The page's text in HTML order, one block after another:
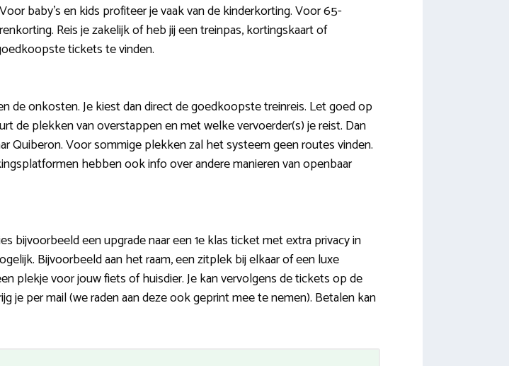
baby’s en kids profiteer je vaak van de kinderkorting. Voor 65-
Reis je zakelijk of heb jij een treinpas, kortingskaart of
tickets te vinden.
de onkosten. Je kiest dan direct de goedkoopste treinreis. Let goed op
de plekken van overstappen en met welke vervoerder(s) je reist. Dan
Quiberon. Voor sommige plekken zal het systeem geen routes vinden.
hebben ook info over andere manieren van openbaar
bijvoorbeeld een upgrade naar een 1e klas ticket met extra privacy in
Bijvoorbeeld aan het raam, een zitplek bij elkaar of een luxe
plekje voor jouw fiets of huisdier. Je kan vervolgens de tickets op de
je per mail (we raden aan deze ook geprint mee te nemen). Betalen kan